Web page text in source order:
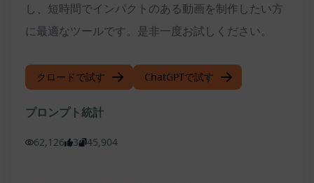
し、短時間でインパクトのある動画を制作したい方
に最適なツールです。是非一度お試しください。
クロードで試す ChatGPTで試す
プロンプト統計
62,126 3 45,904